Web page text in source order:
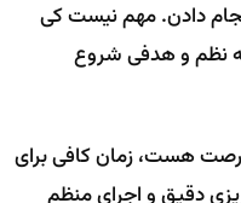
دادن. مهم نیست کی
نظم و هدفی شروع
روز کنکور حدود ۹ ماه فرصت هست، زمان کافی برای
دقیق و اجرای منظم